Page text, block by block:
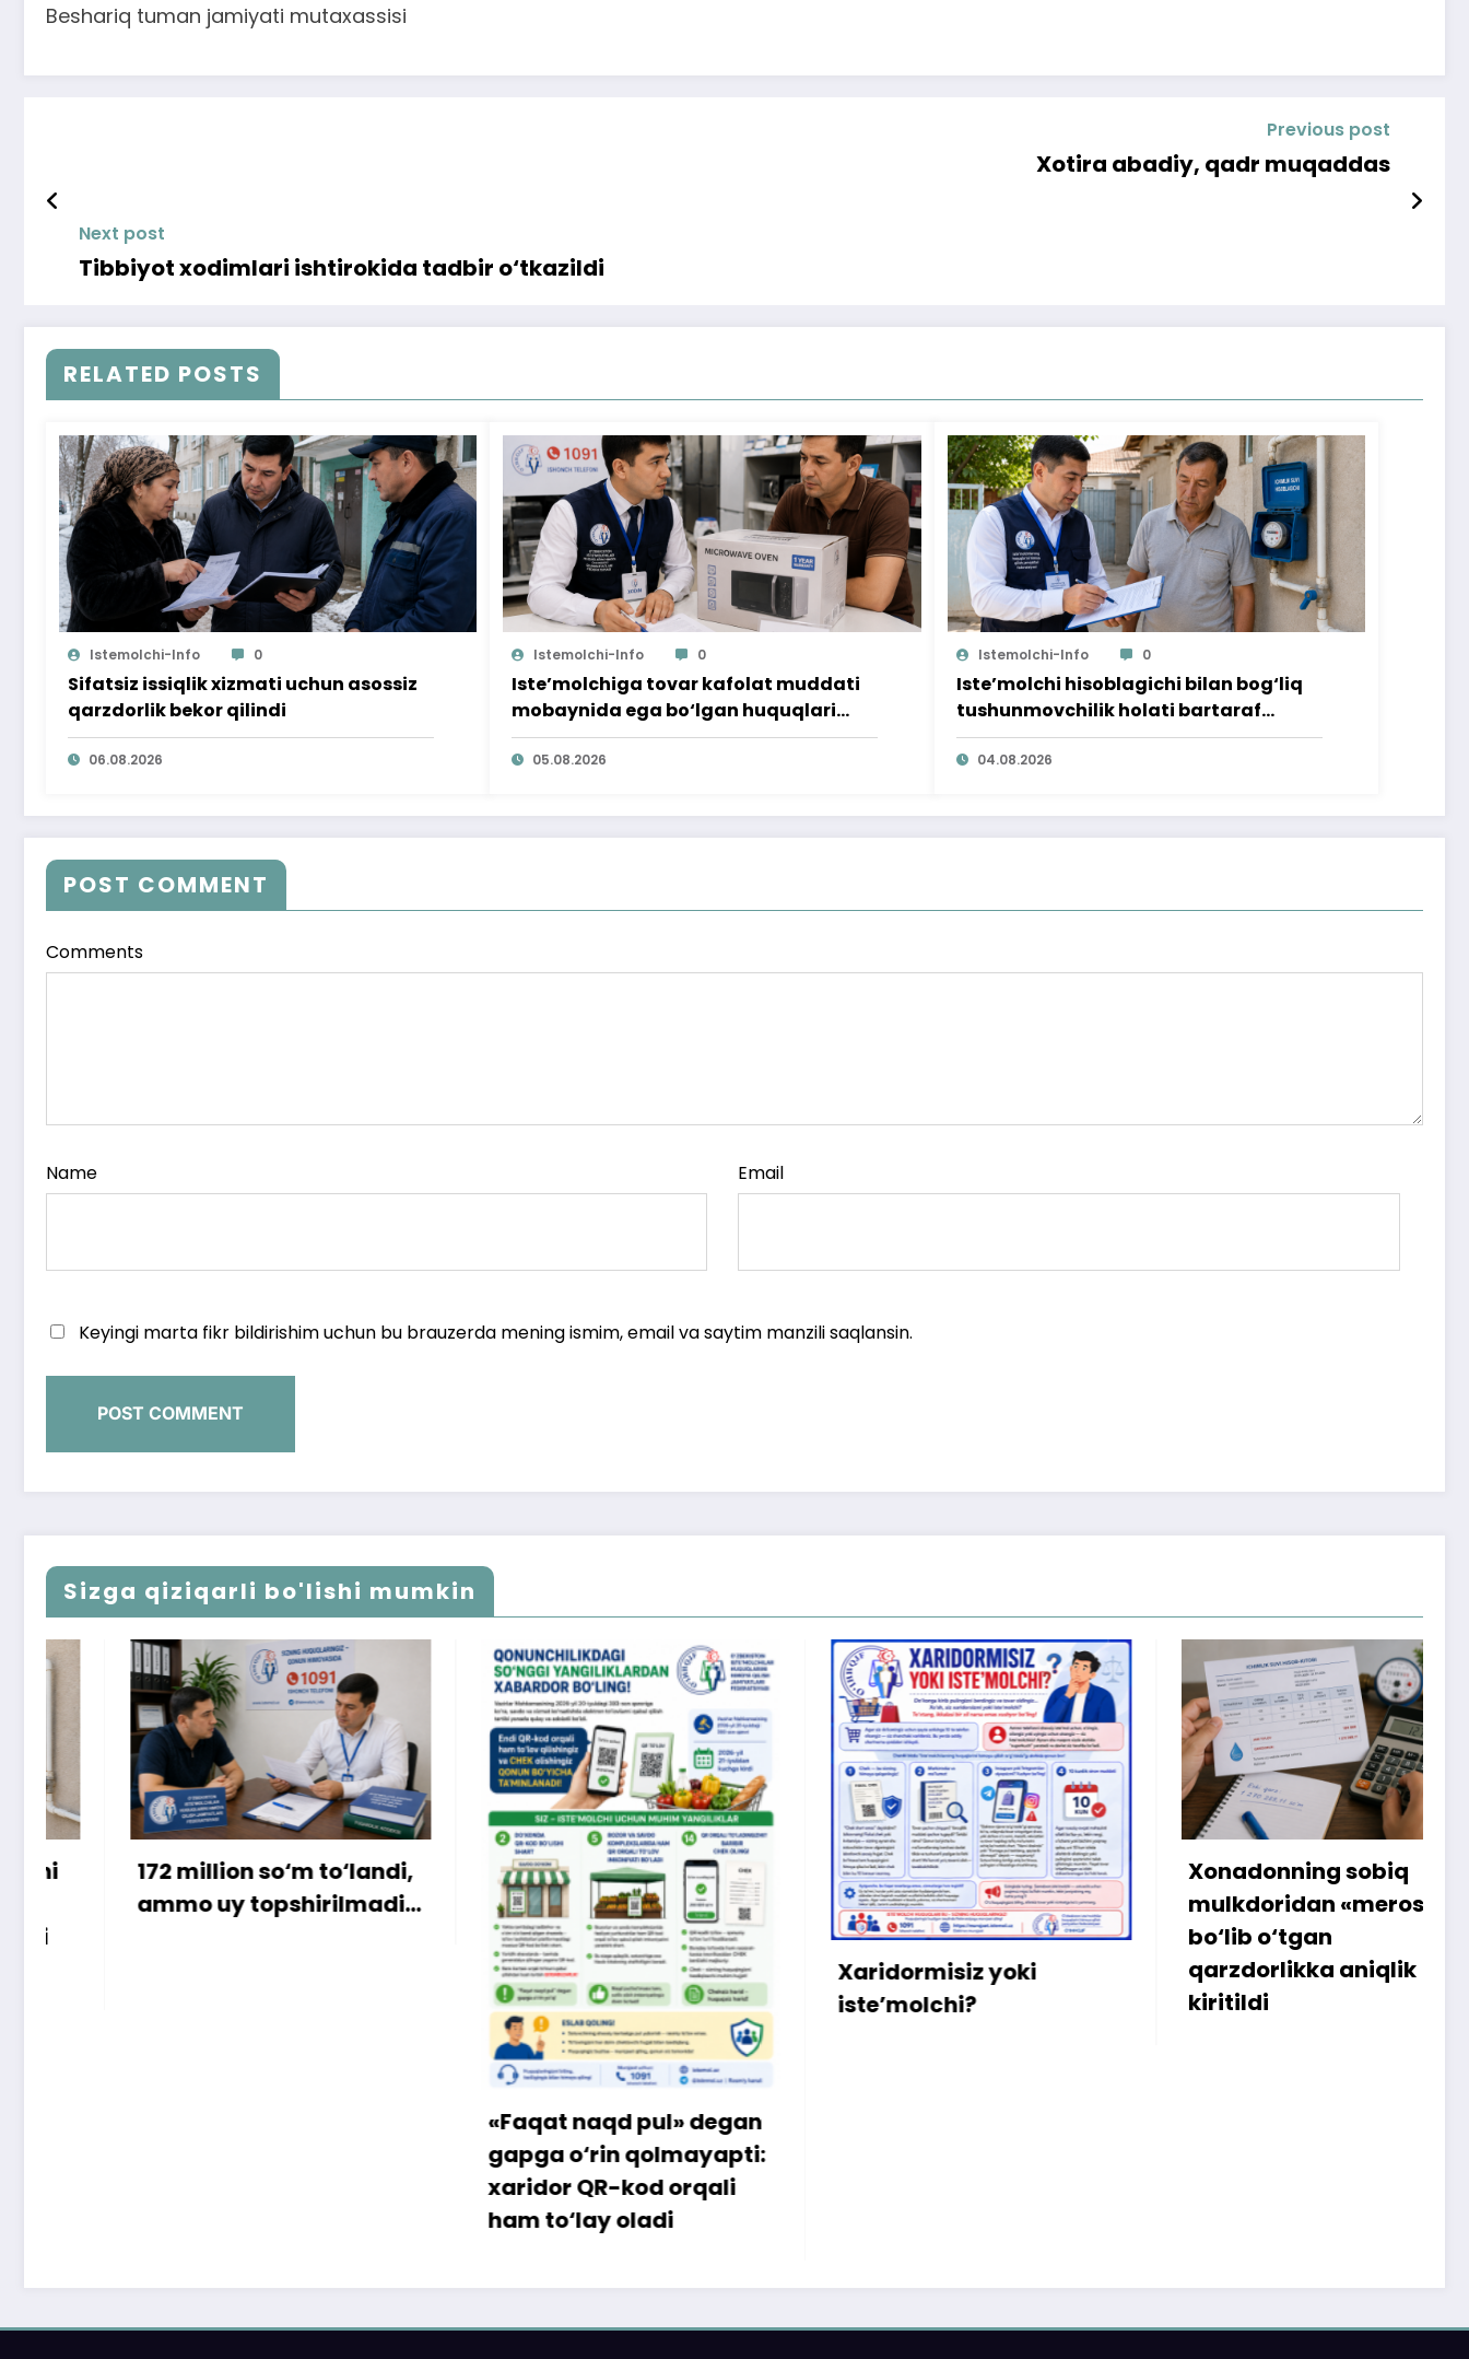
Beshariq tuman jamiyati mutaxassisi
Previous post
Xotira abadiy, qadr muqaddas
Next post
Tibbiyot xodimlari ishtirokida tadbir o‘tkazildi
RELATED POSTS
Istemolchi-Info 0
Sifatsiz issiqlik xizmati uchun asossiz
qarzdorlik bekor qilindi
06.08.2026
Istemolchi-Info 0
Iste’molchiga tovar kafolat muddati
mobaynida ega bo‘lgan huquqlari
ta’minlab berildi
05.08.2026
Istemolchi-Info 0
Iste’molchi hisoblagichi bilan bog‘liq
tushunmovchilik holati bartaraf
qilindi
04.08.2026
POST COMMENT
Comments
Name Email
Keyingi marta fikr bildirishim uchun bu brauzerda mening ismim, email va saytim manzili saqlansin.
Sizga qiziqarli bo'lishi mumkin
million so‘m to‘landi,
uy topshirilmadi…
«Faqat naqd pul» degan
gapga o‘rin qolmayapti:
xaridor QR-kod orqali
ham to‘lay oladi
Xaridormisiz yoki
iste’molchi?
Xonadonning sobiq
mulkdoridan «meros»
bo‘lib o‘tgan
qarzdorlikka aniqlik